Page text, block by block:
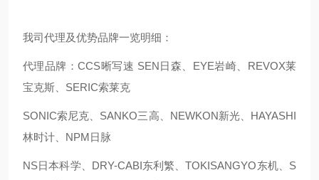
我司代理及优势品牌一览明细：
代理品牌：CCS晰写速 SEN日森、EYE岩崎、REVOX莱
宝克斯、SERIC索莱克
SONIC索尼克、SANKO三高、NEWKON新光、HAYASHI
林时计、NPM日脉
NS日本科学、DRY-CABI东利繁、TOKISANGYO东机、S